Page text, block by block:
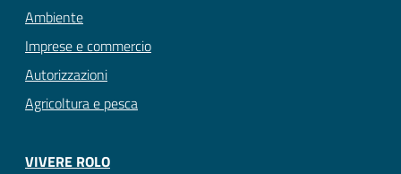
Ambiente
Imprese e commercio
Autorizzazioni
Agricoltura e pesca
VIVERE ROLO